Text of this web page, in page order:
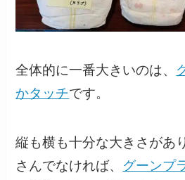
全体的に一番大きいのは、
かタッチです。
縦も横も十分な大きさがあ
さんでなければ、 グーンプ